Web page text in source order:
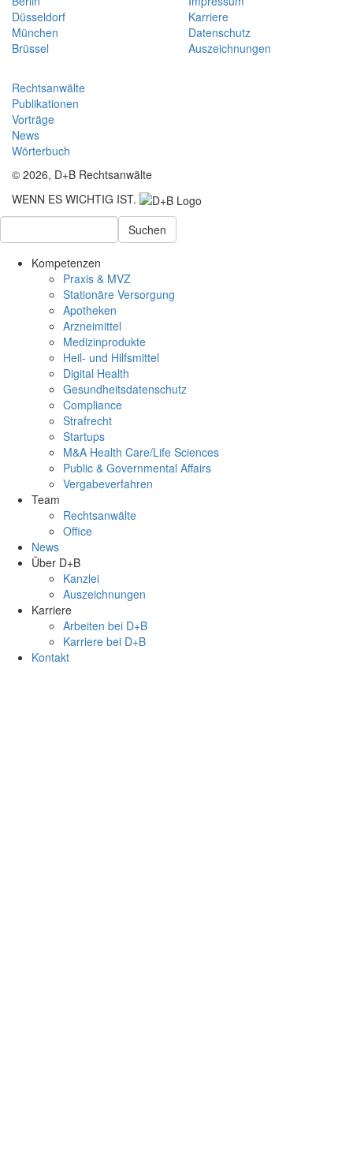
Düsseldorf
München
Brüssel
Karriere
Datenschutz
Auszeichnungen
Rechtsanwälte
Publikationen
Vorträge
News
Wörterbuch
© 2026, D+B Rechtsanwälte
WENN ES WICHTIG IST.
Suchen
Kompetenzen
Praxis & MVZ
Stationäre Versorgung
Apotheken
Arzneimittel
Medizinprodukte
Heil- und Hilfsmittel
Digital Health
Gesundheitsdatenschutz
Compliance
Strafrecht
Startups
M&A Health Care/Life Sciences
Public & Governmental Affairs
Vergabeverfahren
Team
Rechtsanwälte
Office
News
Über D+B
Kanzlei
Auszeichnungen
Karriere
Arbeiten bei D+B
Karriere bei D+B
Kontakt